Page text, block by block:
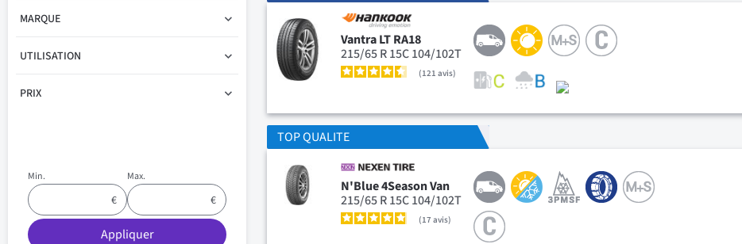
Vantra LT RA18
215/65 R 15C 104/102T
121avis
TOP QUALITE
N'Blue 4Season Van
215/65 R 15C 104/102T
17avis
MARQUE
UTILISATION
PRIX
Min. Max.
Appliquer